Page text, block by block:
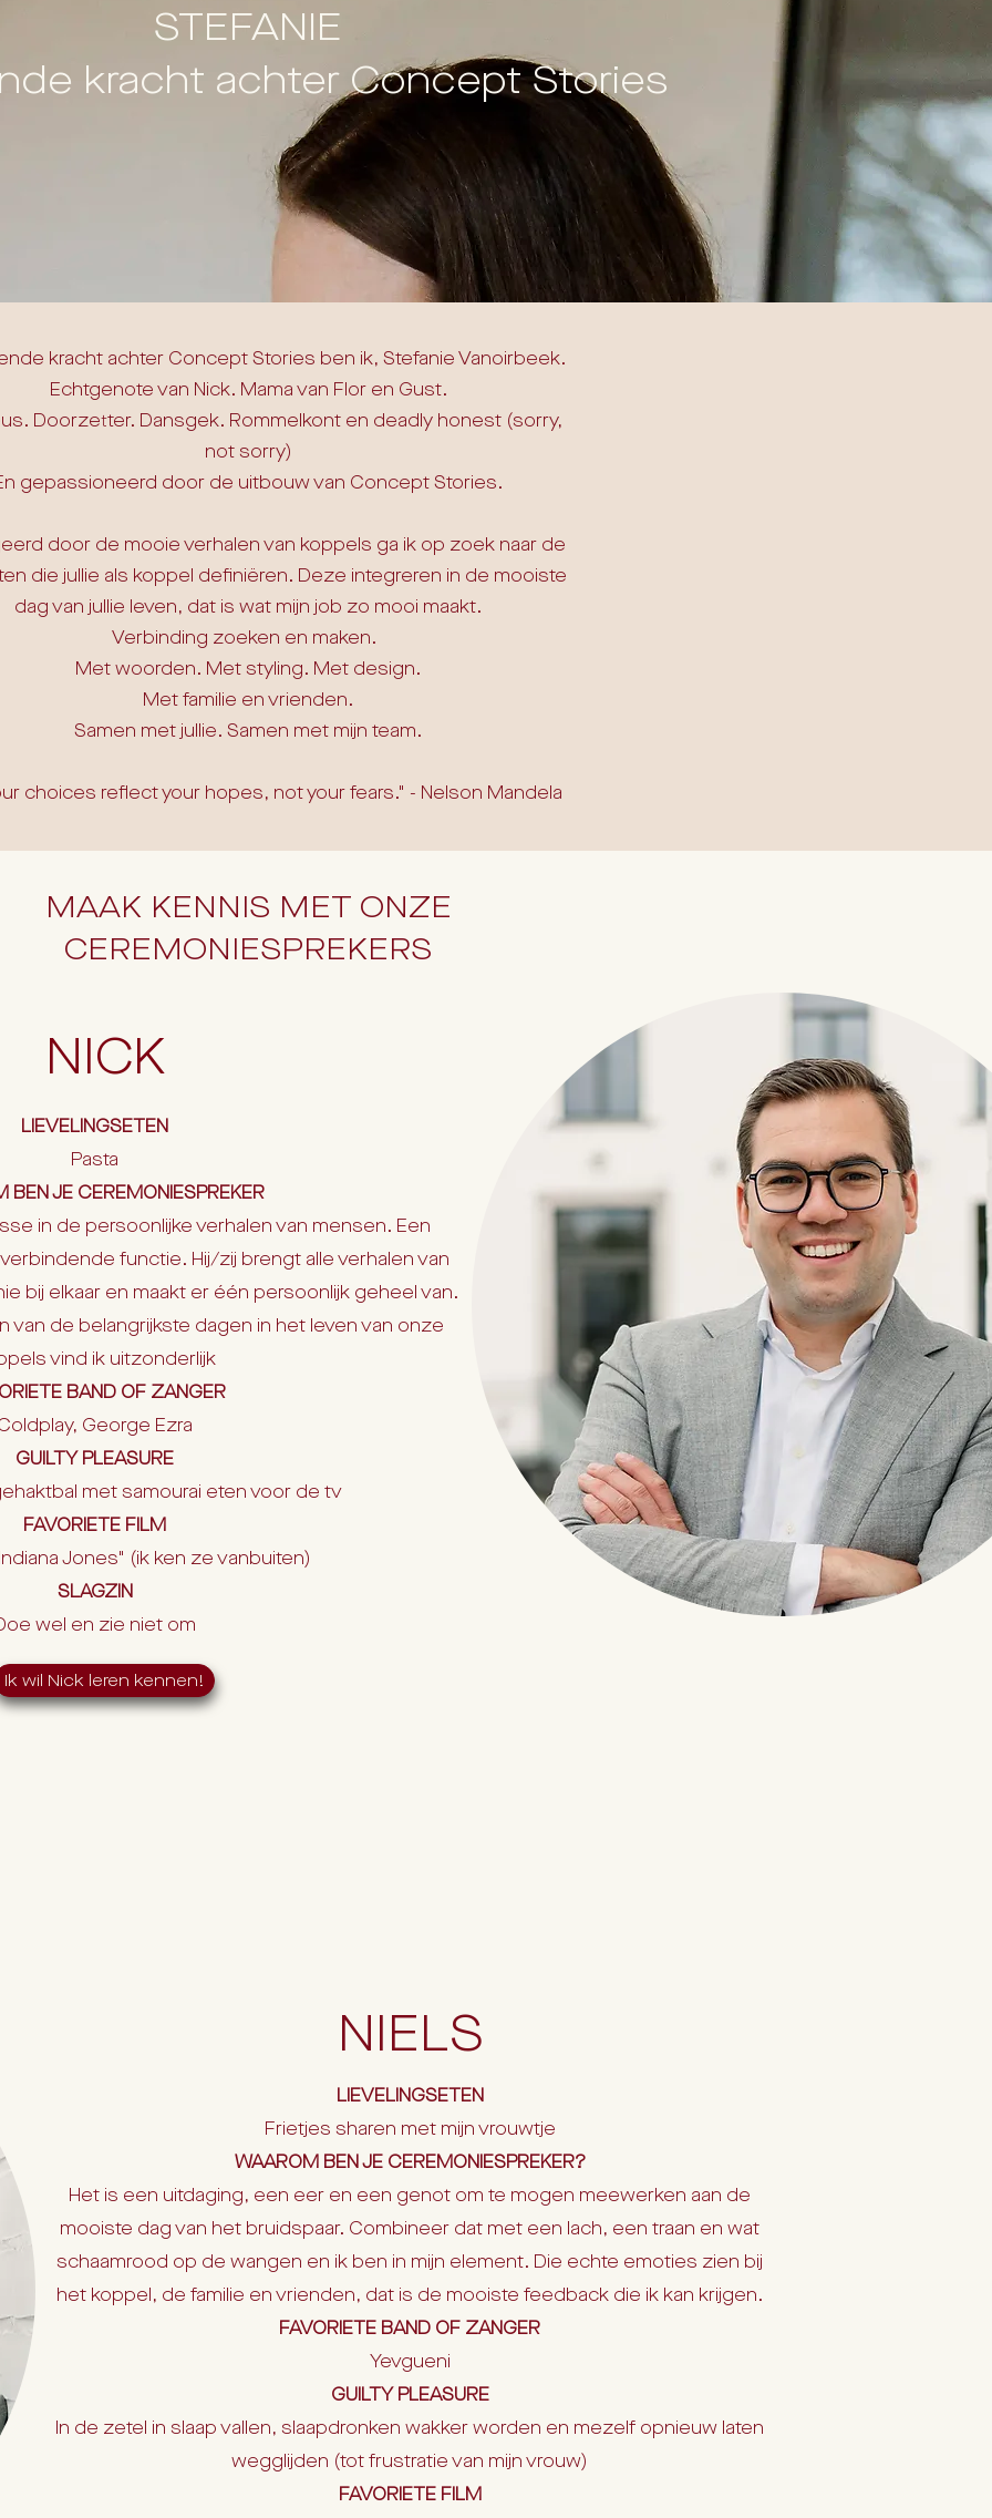
STEFANIE
kracht achter Concept Stories
kracht achter Concept Stories ben ik, Stefanie Vanoirbeek.
Echtgenote van Nick. Mama van Flor en Gust.
Doorzetter. Dansgek. Rommelkont en deadly honest (sorry,
not sorry)
gepassioneerd door de uitbouw van Concept Stories.
door de mooie verhalen van koppels ga ik op zoek naar de
die jullie als koppel definiëren. Deze integreren in de mooiste
dag van jullie leven, dat is wat mijn job zo mooi maakt.
Verbinding zoeken en maken.
Met woorden. Met styling. Met design.
Met familie en vrienden.
Samen met jullie. Samen met mijn team.
choices reflect your hopes, not your fears." - Nelson Mandela
MAAK KENNIS MET ONZE
CEREMONIESPREKERS
NICK
LIEVELINGSETEN
Pasta
BEN JE CEREMONIESPREKER
in de persoonlijke verhalen van mensen. Een
functie. Hij/zij brengt alle verhalen van
bij elkaar en maakt er één persoonlijk geheel van.
van de belangrijkste dagen in het leven van onze
vind ik uitzonderlijk
BAND OF ZANGER
George Ezra
GUILTY PLEASURE
met samourai eten voor de tv
FAVORIETE FILM
Jones" (ik ken ze vanbuiten)
SLAGZIN
wel en zie niet om
Ik wil Nick leren kennen!
NIELS
LIEVELINGSETEN
Frietjes sharen met mijn vrouwtje
WAAROM BEN JE CEREMONIESPREKER?
Het is een uitdaging, een eer en een genot om te mogen meewerken aan de
mooiste dag van het bruidspaar. Combineer dat met een lach, een traan en wat
schaamrood op de wangen en ik ben in mijn element. Die echte emoties zien bij
het koppel, de familie en vrienden, dat is de mooiste feedback die ik kan krijgen.
FAVORIETE BAND OF ZANGER
Yevgueni
GUILTY PLEASURE
In de zetel in slaap vallen, slaapdronken wakker worden en mezelf opnieuw laten
wegglijden (tot frustratie van mijn vrouw)
FAVORIETE FILM